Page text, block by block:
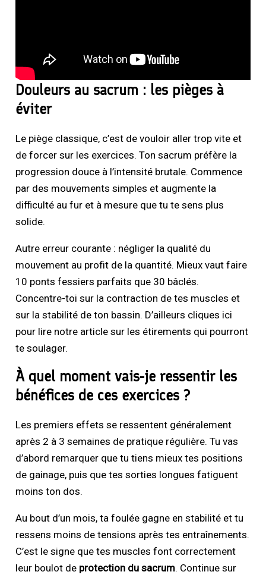
Douleurs au sacrum : les pièges à
éviter
Le piège classique, c’est de vouloir aller trop vite et
de forcer sur les exercices. Ton sacrum préfère la
progression douce à l’intensité brutale. Commence
par des mouvements simples et augmente la
difficulté au fur et à mesure que tu te sens plus
solide.
Autre erreur courante : négliger la qualité du
mouvement au profit de la quantité. Mieux vaut faire
10 ponts fessiers parfaits que 30 bâclés.
Concentre-toi sur la contraction de tes muscles et
sur la stabilité de ton bassin. D’ailleurs cliques ici
pour lire notre article sur les étirements qui pourront
te soulager.
À quel moment vais-je ressentir les
bénéfices de ces exercices ?
Les premiers effets se ressentent généralement
après 2 à 3 semaines de pratique régulière. Tu vas
d’abord remarquer que tu tiens mieux tes positions
de gainage, puis que tes sorties longues fatiguent
moins ton dos.
Au bout d’un mois, ta foulée gagne en stabilité et tu
ressens moins de tensions après tes entraînements.
C’est le signe que tes muscles font correctement
leur boulot de protection du sacrum. Continue sur